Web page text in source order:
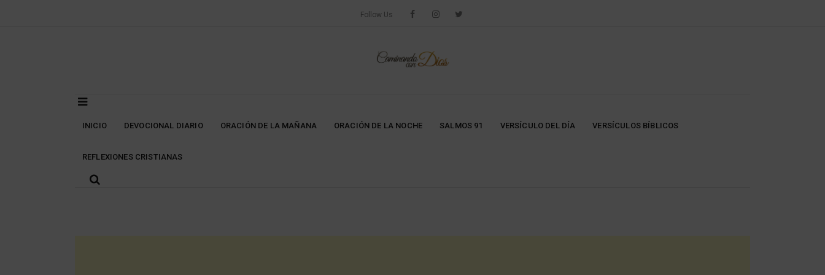
Follow Us
INICIO DEVOCIONAL DIARIO ORACIÓN DE LA MAÑANA ORACIÓN DE LA NOCHE SALMOS 91 VERSÍCULO DEL DÍA VERSÍCULOS BÍBLICOS
REFLEXIONES CRISTIANAS